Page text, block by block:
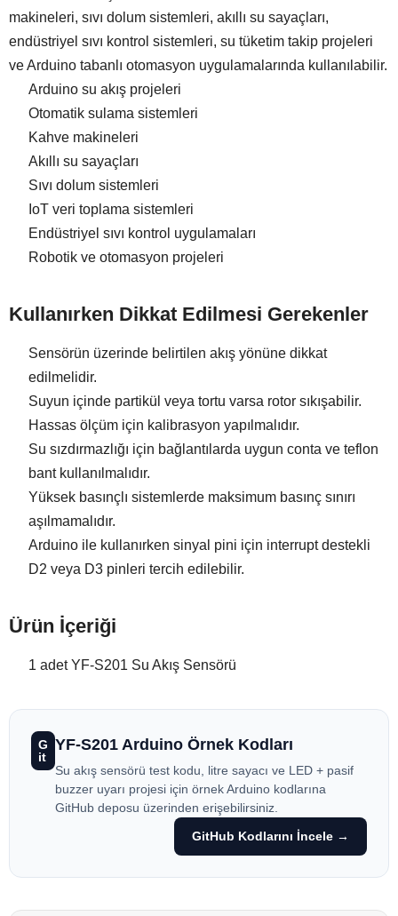
makineleri, sıvı dolum sistemleri, akıllı su sayaçları,
endüstriyel sıvı kontrol sistemleri, su tüketim takip projeleri
ve Arduino tabanlı otomasyon uygulamalarında kullanılabilir.
Arduino su akış projeleri
Otomatik sulama sistemleri
Kahve makineleri
Akıllı su sayaçları
Sıvı dolum sistemleri
IoT veri toplama sistemleri
Endüstriyel sıvı kontrol uygulamaları
Robotik ve otomasyon projeleri
Kullanırken Dikkat Edilmesi Gerekenler
Sensörün üzerinde belirtilen akış yönüne dikkat
edilmelidir.
Suyun içinde partikül veya tortu varsa rotor sıkışabilir.
Hassas ölçüm için kalibrasyon yapılmalıdır.
Su sızdırmazlığı için bağlantılarda uygun conta ve teflon
bant kullanılmalıdır.
Yüksek basınçlı sistemlerde maksimum basınç sınırı
aşılmamalıdır.
Arduino ile kullanırken sinyal pini için interrupt destekli
D2 veya D3 pinleri tercih edilebilir.
Ürün İçeriği
1 adet YF-S201 Su Akış Sensörü
G
it
YF-S201 Arduino Örnek Kodları
Su akış sensörü test kodu, litre sayacı ve LED + pasif
buzzer uyarı projesi için örnek Arduino kodlarına
GitHub deposu üzerinden erişebilirsiniz.
GitHub Kodlarını İncele →